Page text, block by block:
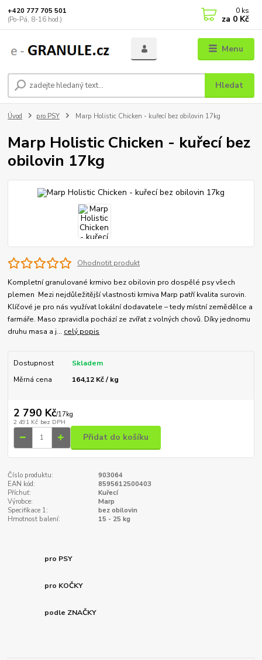
Menu
Hledat
+420 777 705 501
(Po-Pá, 8-16 hod.)
0 ks
za 0 Kč
Úvod pro PSY Marp Holistic Chicken - kuřecí bez obilovin 17kg
Marp Holistic Chicken - kuřecí bez
obilovin 17kg
Ohodnotit produkt
Kompletní granulované krmivo bez obilovin pro dospělé psy všech
plemen Mezi nejdůležitější vlastnosti krmiva Marp patří kvalita surovin.
Klíčové je pro nás využívat lokální dodavatele – tedy místní zemědělce a
farmáře. Maso zpravidla pochází ze zvířat z volných chovů. Díky jednomu
druhu masa a j... celý popis
Dostupnost
Skladem
Měrná cena
164,12 Kč / kg
2 790 Kč/17kg
2 491 Kč bez DPH
Přidat do košíku
Číslo produktu:
903064
EAN kód:
8595612500403
Příchuť:
Kuřecí
Výrobce:
Marp
Specifikace 1:
bez obilovin
Hmotnost balení:
15 - 25 kg
pro PSY
pro KOČKY
podle ZNAČKY